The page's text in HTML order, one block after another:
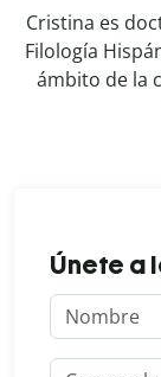
Cristina es
Filología
ámbito de la
Únete a